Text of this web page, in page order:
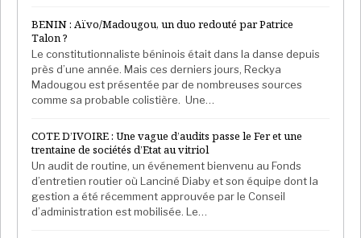
Le caissier de l’agence Western Union a touché les
billets, si j’ose dire, avec ses doigts nus comme je l’ai
fait moi-même. Qui a changé sa façon de toucher
l’argent à cause du coronavirus ? Je regarde sur les
réseaux sociaux de courtes vidéos qui déconseillent
bouton d’ascenseur ou un interrupteur, et ainsi de
suite. Le téléphone portable doit être nettoyé. Mais
je n’ai pas encore vu passer une vidéo qui conseille de
tenir les billets de banque avec des pincettes ; de se
BENIN : Aïvo/Madougou, un duo redouté par Patrice
Talon ?
Le constitutionnaliste béninois était dans la danse depuis
près d’une année. Mais ces derniers jours, Reckya
Madougou est présentée par de nombreuses sources
comme sa probable colistière. Une…
COTE D’IVOIRE : Une vague d’audits passe le Fer et une
trentaine de sociétés d’Etat au vitriol
Un audit de routine, un événement bienvenu au Fonds
d’entretien routier où Lanciné Diaby et son équipe dont la
gestion a été récemment approuvée par le Conseil
d’administration est mobilisée. Le…